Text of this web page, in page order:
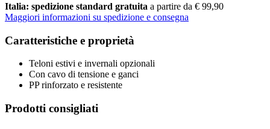
Italia: spedizione standard gratuita a partire da € 99,90
Maggiori informazioni su spedizione e consegna
Caratteristiche e proprietà
Teloni estivi e invernali opzionali
Con cavo di tensione e ganci
PP rinforzato e resistente
Prodotti consigliati